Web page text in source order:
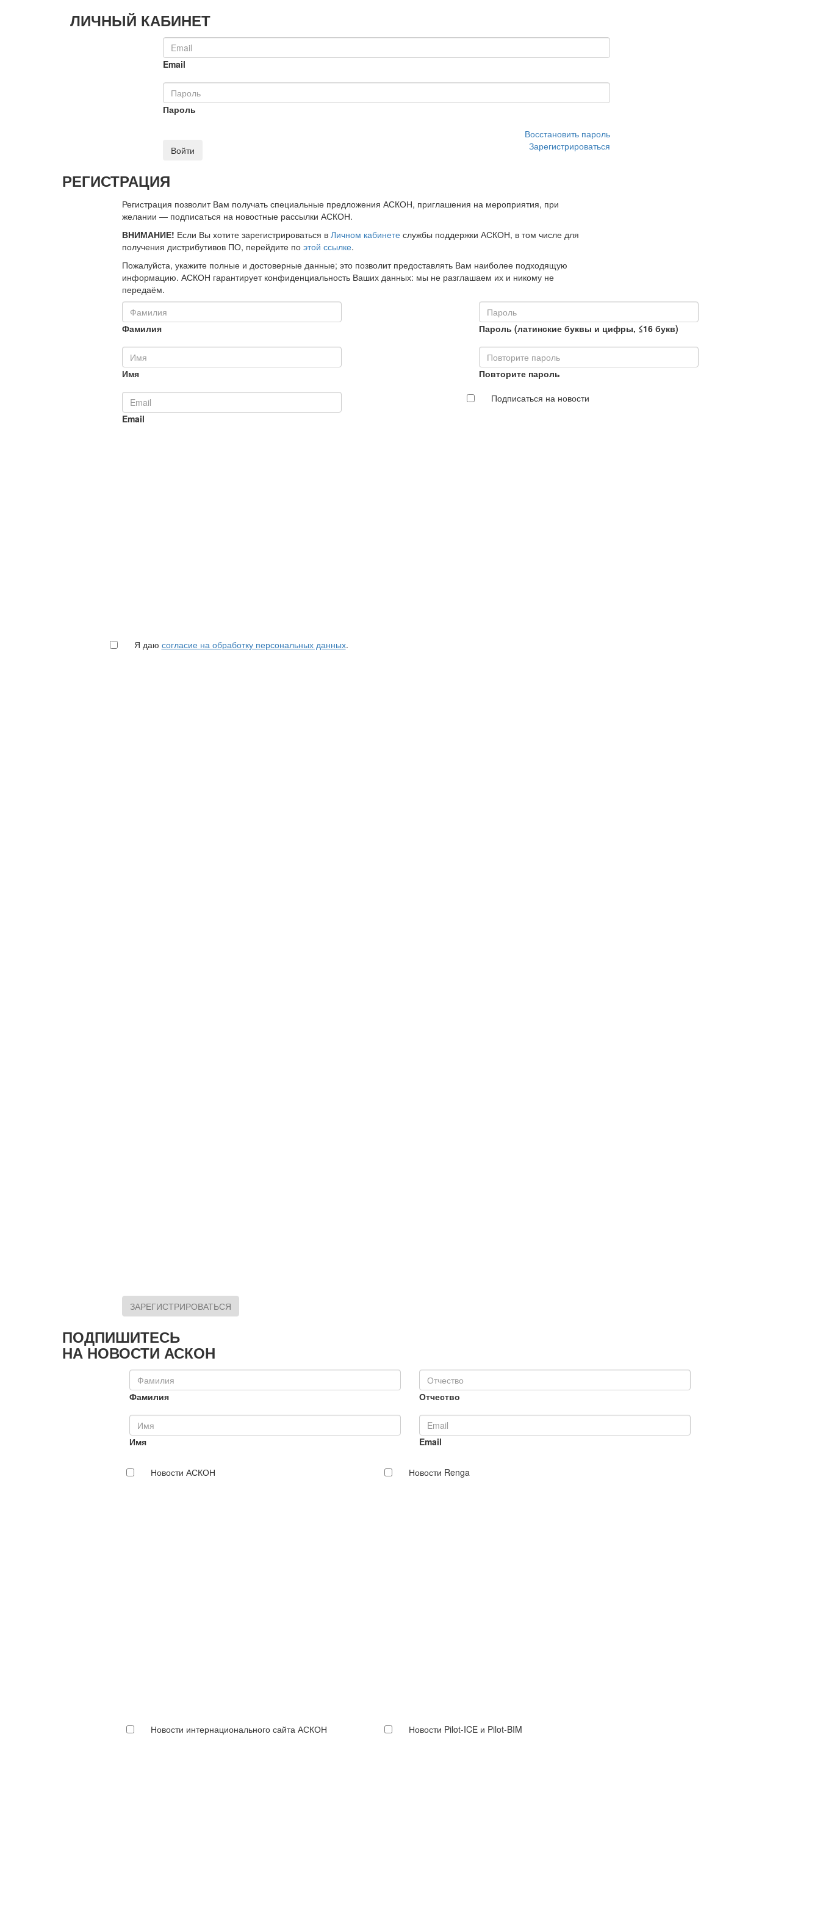
ЛИЧНЫЙ КАБИНЕТ
Email
Пароль
Восстановить пароль
Войти
Зарегистрироваться
РЕГИСТРАЦИЯ
Регистрация позволит Вам получать специальные предложения АСКОН, приглашения на мероприятия, при
желании — подписаться на новостные рассылки АСКОН.
ВНИМАНИЕ! Если Вы хотите зарегистрироваться в Личном кабинетеслужбы поддержки АСКОН, в том числе для
получения дистрибутивов ПО, перейдите по этой ссылке.
Пожалуйста, укажите полные и достоверные данные; это позволит предоставлять Вам наиболее подходящую
информацию. АСКОН гарантирует конфиденциальность Ваших данных: мы не разглашаем их и никому не
передаём.
Фамилия
Имя
Email
Пароль (латинские буквы и цифры, ≤16 букв)
Повторите пароль
Подписаться на новости
Я даю согласие на обработку персональных данных.
ЗАРЕГИСТРИРОВАТЬСЯ
ПОДПИШИТЕСЬ
НА НОВОСТИ АСКОН
Фамилия
Имя
Отчество
Email
Новости АСКОН
Новости интернационального сайта АСКОН
Новости Renga
Новости Pilot-ICE и Pilot-BIM